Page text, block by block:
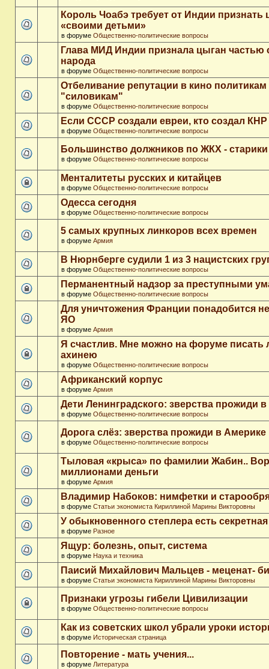
Король Чоабэ требует от Индии признать
«своими детьми»
в форуме Общественно-политические вопросы
Глава МИД Индии признала цыган частью
народа
в форуме Общественно-политические вопросы
Отбеливание репутации в кино политикам
"силовикам"
в форуме Общественно-политические вопросы
Если СССР создали евреи, кто создал
в форуме Общественно-политические вопросы
Большинство должников по ЖКХ - старики
в форуме Общественно-политические вопросы
Менталитеты русских и китайцев
в форуме Общественно-политические вопросы
Одесса сегодня
в форуме Общественно-политические вопросы
5 самых крупных линкоров всех времен
в форуме Армия
В Нюрнберге судили 1 из 3 нацистских
в форуме Общественно-политические вопросы
Перманентный надзор за преступными
в форуме Общественно-политические вопросы
Для уничтожения Франции понадобится
ЯО
в форуме Армия
Я счастлив. Мне можно на форуме
ахинею
в форуме Общественно-политические вопросы
Африканский корпус
в форуме Армия
Дети Ленинградского: зверства прожиди
в форуме Общественно-политические вопросы
Дорога слёз: зверства прожиди в Америке
в форуме Общественно-политические вопросы
Тыловая «крыса» по фамилии Жабин..
миллионами деньги
в форуме Армия
Владимир Набоков: нимфетки и
в форуме Статьи экономиста Кириллиной Марины Викторовны
У обыкновенного степлера есть
в форуме Разное
Ящур: болезнь, опыт, система
в форуме Наука и техника
Паисий Михайлович Мальцев - меценат-
в форуме Статьи экономиста Кириллиной Марины Викторовны
Признаки угрозы гибели Цивилизации
в форуме Общественно-политические вопросы
Как из советских школ убрали уроки
в форуме Историческая страница
Повторение - мать учения...
в форуме Литература